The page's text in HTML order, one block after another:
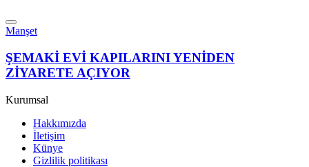
Manşet
ŞEMAKİ EVİ KAPILARINI YENİDEN
ZİYARETE AÇIYOR
Kurumsal
Hakkımızda
İletişim
Künye
Gizlilik politikası